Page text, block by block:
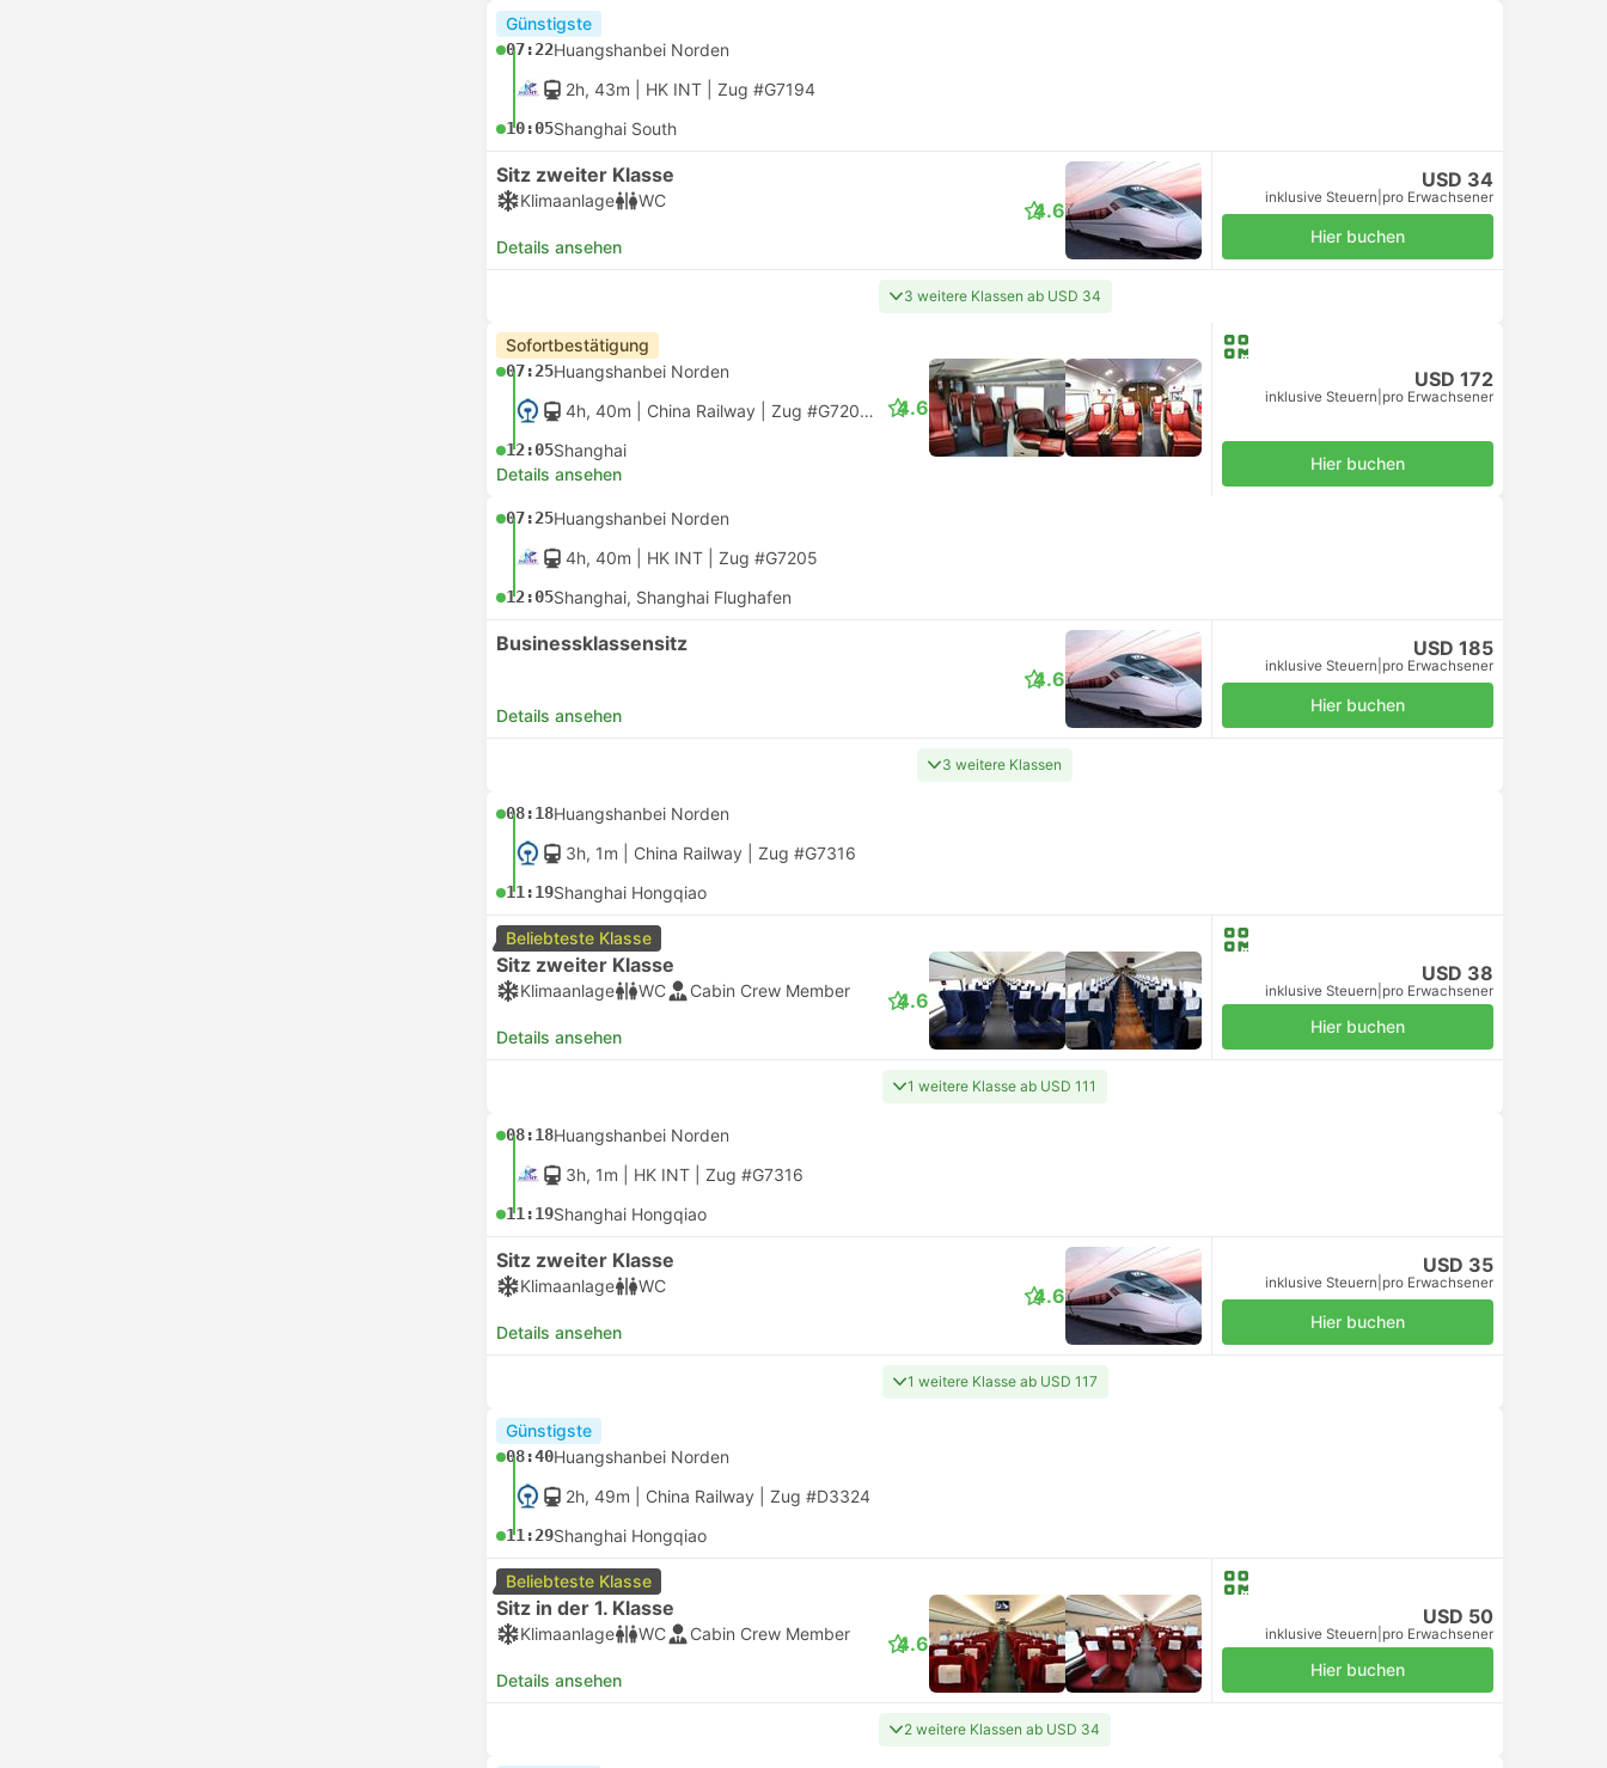
Günstigste
07:22Huangshanbei Norden
2h, 43m | HK INT Zug #G7194
10:05Shanghai South
Sitz zweiter Klasse
Klimaanlage WC
Details ansehen
4.6
USD 34
inklusive Steuern pro Erwachsener
Hier buchen
3 weitere Klassen ab USD 34
Sofortbestätigung
07:25Huangshanbei Norden
4h, 40m | China Railway Zug #G7205 | Business Klasse
12:05Shanghai
4.6
Details ansehen
USD 172
inklusive Steuern pro Erwachsener
Hier buchen
07:25Huangshanbei Norden
4h, 40m | HK INT Zug #G7205
12:05Shanghai, Shanghai Flughafen
Businessklassensitz
Details ansehen
4.6
USD 185
inklusive Steuern pro Erwachsener
Hier buchen
3 weitere Klassen
08:18Huangshanbei Norden
3h, 1m | China Railway Zug #G7316
11:19Shanghai Hongqiao
Beliebteste Klasse
Sitz zweiter Klasse
Klimaanlage WC Cabin Crew Member
Details ansehen
4.6
USD 38
inklusive Steuern pro Erwachsener
Hier buchen
1 weitere Klasse ab USD 111
08:18Huangshanbei Norden
3h, 1m | HK INT Zug #G7316
11:19Shanghai Hongqiao
Sitz zweiter Klasse
Klimaanlage WC
Details ansehen
4.6
USD 35
inklusive Steuern pro Erwachsener
Hier buchen
1 weitere Klasse ab USD 117
Günstigste
08:40Huangshanbei Norden
2h, 49m | China Railway Zug #D3324
11:29Shanghai Hongqiao
Beliebteste Klasse
Sitz in der 1. Klasse
Klimaanlage WC Cabin Crew Member
Details ansehen
4.6
USD 50
inklusive Steuern pro Erwachsener
Hier buchen
2 weitere Klassen ab USD 34